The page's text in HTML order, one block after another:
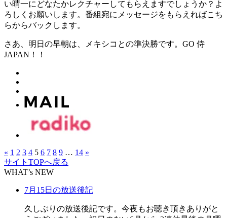
い晴一にどなたかレクチャーしてもらえますでしょうか？よ
ろしくお願いします。番組宛にメッセージをもらえればこち
らからバックします。
さあ、明日の早朝は、メキシコとの準決勝です。GO 侍
JAPAN！！
« 1 2 3 4 5 6 7 8 9 … 14 »
サイトTOPへ戻る
WHAT’s NEW
7月15日の放送後記
久しぶりの放送後記です。今夜もお聴き頂きありがと